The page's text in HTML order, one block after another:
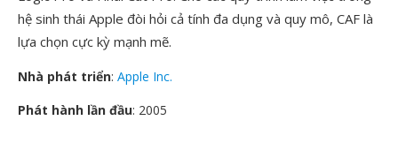
hệ sinh thái Apple đòi hỏi cả tính đa dụng và quy mô, CAF là
lựa chọn cực kỳ mạnh mẽ.
Nhà phát triển: Apple Inc.
Phát hành lần đầu: 2005